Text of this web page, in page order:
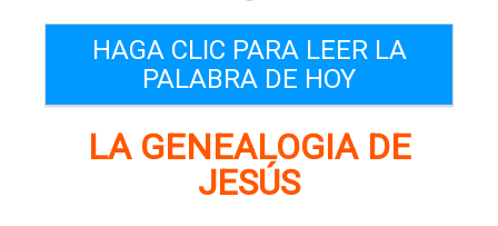
HAGA CLIC PARA LEER LA
PALABRA DE HOY
LA GENEALOGIA DE
JESÚS